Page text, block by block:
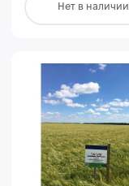
Нет в наличии